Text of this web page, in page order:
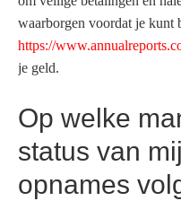
waarborgen voordat je kunt
https://
je geld.
Op welke
status van
opnames